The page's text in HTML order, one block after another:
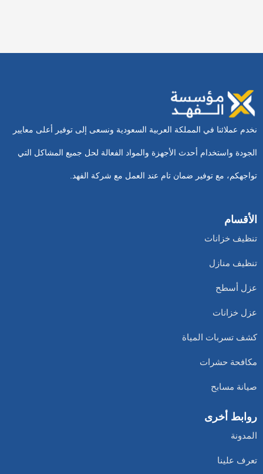
نخدم عملائنا في المملكة العربية السعودية ونسعى إلى توفير أعلى معايير
الجودة واستخدام أحدث الأجهزة والمواد الفعالة لحل جميع المشاكل التي
تواجهكم، مع توفير ضمان تام عند العمل مع شركة الفهد.
الأقسام
تنظيف خزانات
تنظيف منازل
عزل أسطح
عزل خزانات
كشف تسربات المياة
مكافحة حشرات
صيانة مسابح
روابط أخرى
المدونة
تعرف علينا